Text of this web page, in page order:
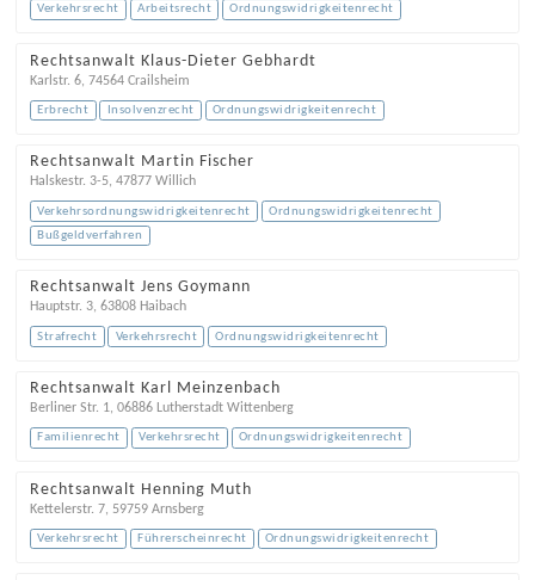
Verkehrsrecht Arbeitsrecht Ordnungswidrigkeitenrecht
Rechtsanwalt Klaus-Dieter Gebhardt
Karlstr. 6, 74564 Crailsheim
Erbrecht Insolvenzrecht Ordnungswidrigkeitenrecht
Rechtsanwalt Martin Fischer
Halskestr. 3-5, 47877 Willich
Verkehrsordnungswidrigkeitenrecht
Ordnungswidrigkeitenrecht
Bußgeldverfahren
Rechtsanwalt Jens Goymann
Hauptstr. 3, 63808 Haibach
Strafrecht Verkehrsrecht Ordnungswidrigkeitenrecht
Rechtsanwalt Karl Meinzenbach
Berliner Str. 1, 06886 Lutherstadt Wittenberg
Familienrecht Verkehrsrecht Ordnungswidrigkeitenrecht
Rechtsanwalt Henning Muth
Kettelerstr. 7, 59759 Arnsberg
Verkehrsrecht Führerscheinrecht Ordnungswidrigkeitenrecht